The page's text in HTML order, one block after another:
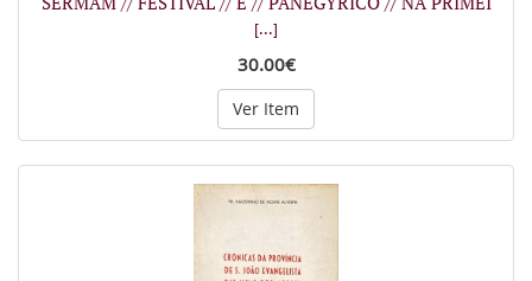
[...]
30.00€
Ver Item